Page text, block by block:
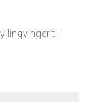
til